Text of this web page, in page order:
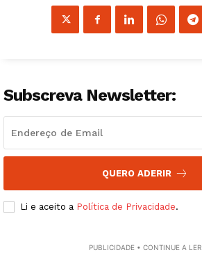
Institucional
Artigos
Edição Digital
Grande Entrevista
Subscreva Newsletter:
QUERO ADERIR
Li e aceito a Política de Privacidade.
PUBLICIDADE • CONTINUE A LER